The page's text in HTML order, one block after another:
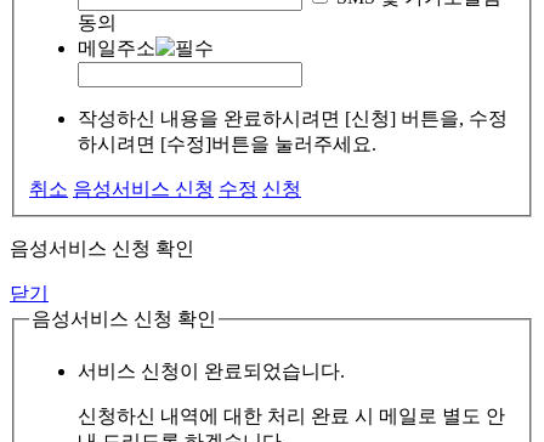
동의
메일주소
작성하신 내용을 완료하시려면 [신청] 버튼을, 수정
하시려면 [수정]버튼을 눌러주세요.
취소 음성서비스 신청 수정 신청
음성서비스 신청 확인
닫기
음성서비스 신청 확인
서비스 신청이 완료되었습니다.
신청하신 내역에 대한 처리 완료 시 메일로 별도 안